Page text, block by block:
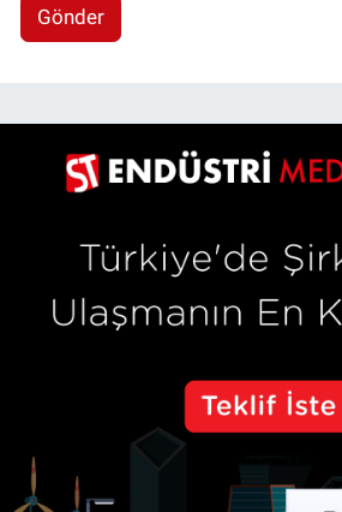
Gönder